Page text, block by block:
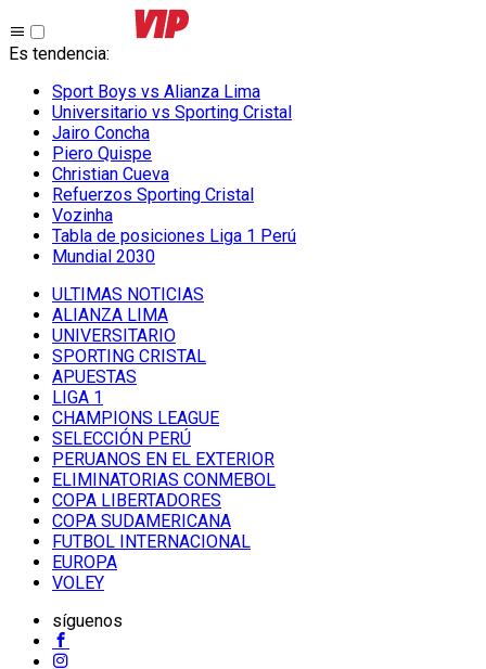
Es tendencia:
Sport Boys vs Alianza Lima
Universitario vs Sporting Cristal
Jairo Concha
Piero Quispe
Christian Cueva
Refuerzos Sporting Cristal
Vozinha
Tabla de posiciones Liga 1 Perú
Mundial 2030
ULTIMAS NOTICIAS
ALIANZA LIMA
UNIVERSITARIO
SPORTING CRISTAL
APUESTAS
LIGA 1
CHAMPIONS LEAGUE
SELECCIÓN PERÚ
PERUANOS EN EL EXTERIOR
ELIMINATORIAS CONMEBOL
COPA LIBERTADORES
COPA SUDAMERICANA
FUTBOL INTERNACIONAL
EUROPA
VOLEY
síguenos